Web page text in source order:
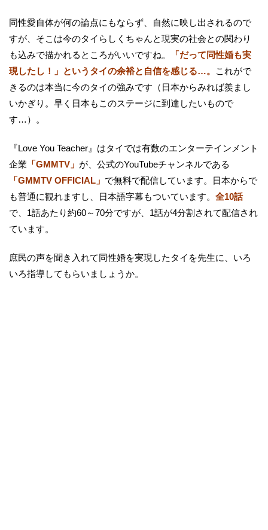
同性愛自体が何の論点にもならず、自然に映し出されるので
すが、そこは今のタイらしくちゃんと現実の社会との関わり
も込みで描かれるところがいいですね。
「だって同性婚も実
現したし！」というタイの余裕と自信を感じる…。
これがで
きるのは本当に今のタイの強みです（日本からみれば羨まし
いかぎり。早く日本もこのステージに到達したいもので
す…）。
『Love You Teacher』はタイでは有数のエンターテインメント
企業 「GMMTV」 が、公式のYouTubeチャンネルである
「GMMTV OFFICIAL​​」 で無料で配信しています。日本からで
も普通に観れますし、日本語字幕もついています。 全10話
で、1話あたり約60～70分ですが、1話が4分割されて配信され
ています。
庶民の声を聞き入れて同性婚を実現したタイを先生に、いろ
いろ指導してもらいましょうか。